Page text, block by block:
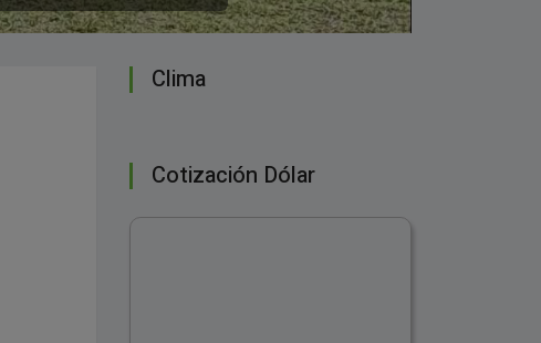
Clima
Cotización Dólar